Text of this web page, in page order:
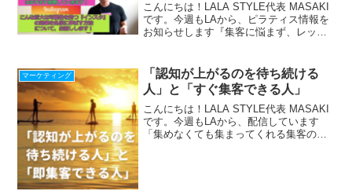
こんにちは！LALA STYLE代表 MASAKI
です。今週もLAから、ピラティス情報を
お知らせします『集客に悩まず、レッス
方・始め方22の動画マニュアル】プレ...
マーケティング
「認知が上がるのを待ち続ける
人」と「すぐ集客できる人」
こんにちは！LALA STYLE代表 MASAKI
です。今週もLAから、配信しています
「集めなくても集まってくれる集客の流